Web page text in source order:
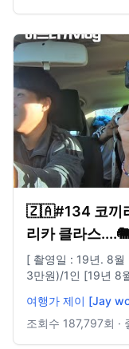
팩킹
🇿🇦#134 코끼
리카 클라스
[ 촬영일 : 19년. 8월 말] *크루거 국립공원 가격 :
3만원)/1인 [19년
라) Galaxy S8 (서
여행가 제이 [Jay
조회수 187,797회 ·